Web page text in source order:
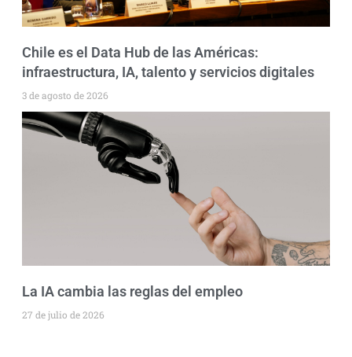
Chile es el Data Hub de las Américas:
infraestructura, IA, talento y servicios digitales
3 de agosto de 2026
La IA cambia las reglas del empleo
27 de julio de 2026